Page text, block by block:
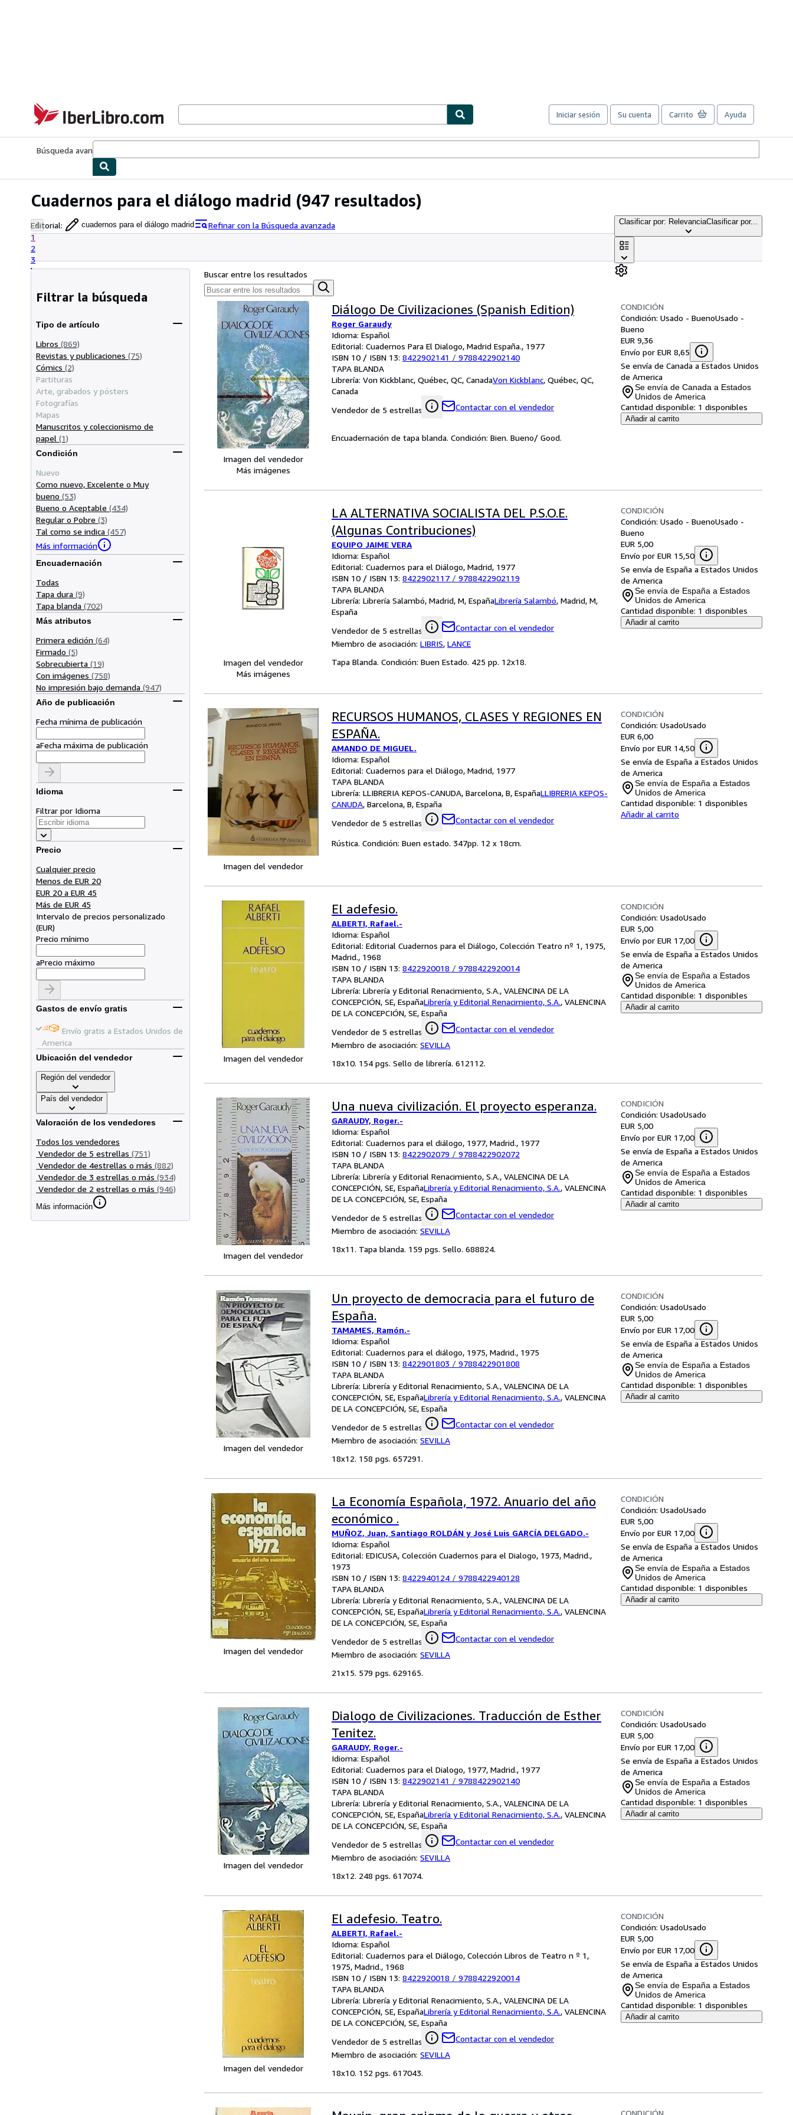
IberLibro.com
Iniciar sesión Su cuenta Carrito Ayuda
Búsqueda avanzada
Cuadernos para el diálogo madrid (947 resultados)
Editorial: cuadernos para el diálogo madrid
Refinar con la Búsqueda avanzada
1
2
3
Clasificar por: RelevanciaClasificar por...
Filtrar la búsqueda
Tipo de artículo
Libros (869)
Revistas y publicaciones (75)
Cómics (2)
Partituras
Arte, grabados y pósters
Fotografías
Mapas
Manuscritos y coleccionismo de
papel (1)
Condición
Nuevo
Como nuevo, Excelente o Muy
bueno (53)
Bueno o Aceptable (434)
Regular o Pobre (3)
Tal como se indica (457)
Más información
Encuadernación
Todas
Tapa dura (9)
Tapa blanda (702)
Más atributos
Primera edición (64)
Firmado (5)
Sobrecubierta (19)
Con imágenes (758)
No impresión bajo demanda (947)
Año de publicación
Fecha mínima de publicación
aFecha máxima de publicación
Idioma
Filtrar por Idioma
Precio
Cualquier precio
Menos de EUR 20
EUR 20 a EUR 45
Más de EUR 45
Intervalo de precios personalizado
(EUR)
Precio mínimo
aPrecio máximo
Gastos de envío gratis
Envío gratis a Estados Unidos de
America
Ubicación del vendedor
Región del vendedor
País del vendedor
Valoración de los vendedores
Todos los vendedores
Vendedor de 5 estrellas (751)
Vendedor de 4estrellas o más (882)
Vendedor de 3 estrellas o más (934)
Vendedor de 2 estrellas o más (946)
Más información
Buscar entre los resultados
Imagen del vendedor
Más imágenes
Diálogo De Civilizaciones (Spanish Edition)
Roger Garaudy
Idioma: Español
Editorial: Cuadernos Para El Dialogo, Madrid España., 1977
ISBN 10 / ISBN 13: 8422902141 / 9788422902140
TAPA BLANDA
Librería: Von Kickblanc, Québec, QC, CanadaVon Kickblanc, Québec, QC,
Canada
Vendedor de 5 estrellas
Contactar con el vendedor
CONDICIÓN
Condición: Usado - BuenoUsado -
Bueno
EUR 9,36
Envío por EUR 8,65
Se envía de Canada a Estados Unidos
de America
Se envía de Canada a Estados
Unidos de America
Cantidad disponible: 1 disponibles
Añadir al carrito
Encuadernación de tapa blanda. Condición: Bien. Bueno/ Good.
Imagen del vendedor
Más imágenes
LA ALTERNATIVA SOCIALISTA DEL P.S.O.E.
(Algunas Contribuciones)
EQUIPO JAIME VERA
Idioma: Español
Editorial: Cuadernos para el Diálogo, Madrid, 1977
ISBN 10 / ISBN 13: 8422902117 / 9788422902119
TAPA BLANDA
Librería: Librería Salambó, Madrid, M, EspañaLibrería Salambó, Madrid, M,
España
Vendedor de 5 estrellas
Contactar con el vendedor
Miembro de asociación: LIBRIS, LANCE
CONDICIÓN
Condición: Usado - BuenoUsado -
Bueno
EUR 5,00
Envío por EUR 15,50
Se envía de España a Estados Unidos
de America
Se envía de España a Estados
Unidos de America
Cantidad disponible: 1 disponibles
Añadir al carrito
Tapa Blanda. Condición: Buen Estado. 425 pp. 12x18.
Imagen del vendedor
RECURSOS HUMANOS, CLASES Y REGIONES EN
ESPAÑA.
AMANDO DE MIGUEL.
Idioma: Español
Editorial: Cuadernos para el Diálogo, Madrid, 1977
TAPA BLANDA
Librería: LLIBRERIA KEPOS-CANUDA, Barcelona, B, EspañaLLIBRERIA KEPOS-
CANUDA, Barcelona, B, España
Vendedor de 5 estrellas
Contactar con el vendedor
CONDICIÓN
Condición: UsadoUsado
EUR 6,00
Envío por EUR 14,50
Se envía de España a Estados Unidos
de America
Se envía de España a Estados
Unidos de America
Cantidad disponible: 1 disponibles
Añadir al carrito
Rústica. Condición: Buen estado. 347pp. 12 x 18cm.
Imagen del vendedor
El adefesio.
ALBERTI, Rafael.-
Idioma: Español
Editorial: Editorial Cuadernos para el Diálogo, Colección Teatro nº 1, 1975,
Madrid., 1968
ISBN 10 / ISBN 13: 8422920018 / 9788422920014
TAPA BLANDA
Librería: Librería y Editorial Renacimiento, S.A., VALENCINA DE LA
CONCEPCIÓN, SE, EspañaLibrería y Editorial Renacimiento, S.A., VALENCINA
DE LA CONCEPCIÓN, SE, España
Vendedor de 5 estrellas
Contactar con el vendedor
Miembro de asociación: SEVILLA
CONDICIÓN
Condición: UsadoUsado
EUR 5,00
Envío por EUR 17,00
Se envía de España a Estados Unidos
de America
Se envía de España a Estados
Unidos de America
Cantidad disponible: 1 disponibles
Añadir al carrito
18x10. 154 pgs. Sello de librería. 612112.
Imagen del vendedor
Una nueva civilización. El proyecto esperanza.
GARAUDY, Roger.-
Idioma: Español
Editorial: Cuadernos para el diálogo, 1977, Madrid., 1977
ISBN 10 / ISBN 13: 8422902079 / 9788422902072
TAPA BLANDA
Librería: Librería y Editorial Renacimiento, S.A., VALENCINA DE LA
CONCEPCIÓN, SE, EspañaLibrería y Editorial Renacimiento, S.A., VALENCINA
DE LA CONCEPCIÓN, SE, España
Vendedor de 5 estrellas
Contactar con el vendedor
Miembro de asociación: SEVILLA
CONDICIÓN
Condición: UsadoUsado
EUR 5,00
Envío por EUR 17,00
Se envía de España a Estados Unidos
de America
Se envía de España a Estados
Unidos de America
Cantidad disponible: 1 disponibles
Añadir al carrito
18x11. Tapa blanda. 159 pgs. Sello. 688824.
Imagen del vendedor
Un proyecto de democracia para el futuro de
España.
TAMAMES, Ramón.-
Idioma: Español
Editorial: Cuadernos para el diálogo, 1975, Madrid., 1975
ISBN 10 / ISBN 13: 8422901803 / 9788422901808
TAPA BLANDA
Librería: Librería y Editorial Renacimiento, S.A., VALENCINA DE LA
CONCEPCIÓN, SE, EspañaLibrería y Editorial Renacimiento, S.A., VALENCINA
DE LA CONCEPCIÓN, SE, España
Vendedor de 5 estrellas
Contactar con el vendedor
Miembro de asociación: SEVILLA
CONDICIÓN
Condición: UsadoUsado
EUR 5,00
Envío por EUR 17,00
Se envía de España a Estados Unidos
de America
Se envía de España a Estados
Unidos de America
Cantidad disponible: 1 disponibles
Añadir al carrito
18x12. 158 pgs. 657291.
Imagen del vendedor
La Economía Española, 1972. Anuario del año
económico .
MUÑOZ, Juan, Santiago ROLDÁN y José Luis GARCÍA DELGADO.-
Idioma: Español
Editorial: EDICUSA, Colección Cuadernos para el Dialogo, 1973, Madrid.,
1973
ISBN 10 / ISBN 13: 8422940124 / 9788422940128
TAPA BLANDA
Librería: Librería y Editorial Renacimiento, S.A., VALENCINA DE LA
CONCEPCIÓN, SE, EspañaLibrería y Editorial Renacimiento, S.A., VALENCINA
DE LA CONCEPCIÓN, SE, España
Vendedor de 5 estrellas
Contactar con el vendedor
Miembro de asociación: SEVILLA
CONDICIÓN
Condición: UsadoUsado
EUR 5,00
Envío por EUR 17,00
Se envía de España a Estados Unidos
de America
Se envía de España a Estados
Unidos de America
Cantidad disponible: 1 disponibles
Añadir al carrito
21x15. 579 pgs. 629165.
Imagen del vendedor
Dialogo de Civilizaciones. Traducción de Esther
Tenitez.
GARAUDY, Roger.-
Idioma: Español
Editorial: Cuadernos para el Dialogo, 1977, Madrid., 1977
ISBN 10 / ISBN 13: 8422902141 / 9788422902140
TAPA BLANDA
Librería: Librería y Editorial Renacimiento, S.A., VALENCINA DE LA
CONCEPCIÓN, SE, EspañaLibrería y Editorial Renacimiento, S.A., VALENCINA
DE LA CONCEPCIÓN, SE, España
Vendedor de 5 estrellas
Contactar con el vendedor
Miembro de asociación: SEVILLA
CONDICIÓN
Condición: UsadoUsado
EUR 5,00
Envío por EUR 17,00
Se envía de España a Estados Unidos
de America
Se envía de España a Estados
Unidos de America
Cantidad disponible: 1 disponibles
Añadir al carrito
18x12. 248 pgs. 617074.
Imagen del vendedor
El adefesio. Teatro.
ALBERTI, Rafael.-
Idioma: Español
Editorial: Cuadernos para el Diálogo, Colección Libros de Teatro n º 1,
1975, Madrid., 1968
ISBN 10 / ISBN 13: 8422920018 / 9788422920014
TAPA BLANDA
Librería: Librería y Editorial Renacimiento, S.A., VALENCINA DE LA
CONCEPCIÓN, SE, EspañaLibrería y Editorial Renacimiento, S.A., VALENCINA
DE LA CONCEPCIÓN, SE, España
Vendedor de 5 estrellas
Contactar con el vendedor
Miembro de asociación: SEVILLA
CONDICIÓN
Condición: UsadoUsado
EUR 5,00
Envío por EUR 17,00
Se envía de España a Estados Unidos
de America
Se envía de España a Estados
Unidos de America
Cantidad disponible: 1 disponibles
Añadir al carrito
18x10. 152 pgs. 617043.
CONDICIÓN